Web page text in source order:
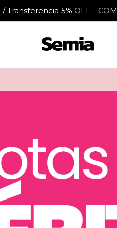
/ Transferencia 5% OFF -